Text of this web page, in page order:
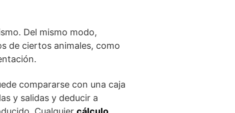
Del mismo modo,
de ciertos animales, como
compararse con una caja
y salidas y deducir a